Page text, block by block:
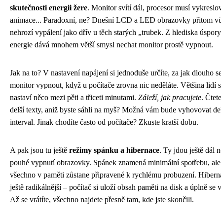
skutečnosti energii žere. Monitor svítí dál, procesor musí
animace... Paradoxní, ne? Dnešní LCD a LED obrazovky přitom
nehrozí vypálení jako dřív u těch starých „trubek. Z hlediska úspory
energie dává mnohem větší smysl nechat monitor prostě vypnout.
Jak na to? V nastavení napájení si jednoduše určíte, za jak dlouho
monitor vypnout, když u počítače zrovna nic neděláte. Většina lidí
nastaví něco mezi pěti a třiceti minutami. Záleží, jak pracujete.
delší texty, aniž byste sáhli na myš? Možná vám bude vyhovovat
interval. Jinak chodíte často od počítače? Zkuste kratší dobu.
A pak jsou tu ještě režimy spánku a hibernace. Ty jdou ještě dál
pouhé vypnutí obrazovky. Spánek znamená minimální spotřebu, ale
všechno v paměti zůstane připravené k rychlému probuzení.
ještě radikálnější – počítač si uloží obsah paměti na disk a úplně se
Až se vrátíte, všechno najdete přesně tam, kde jste skončili.